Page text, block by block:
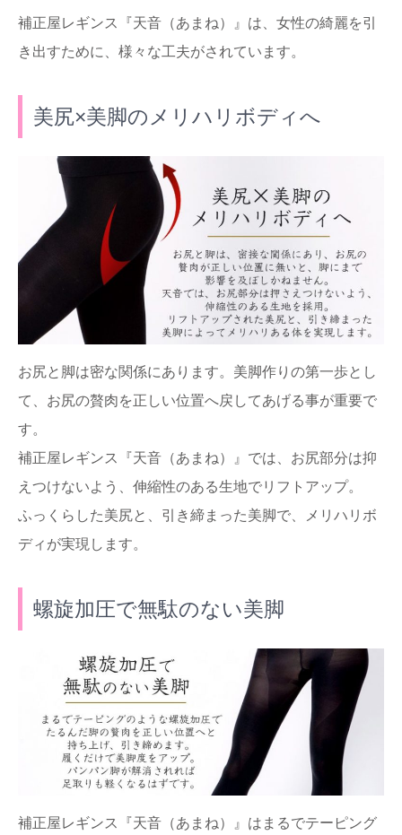
補正屋レギンス『天音（あまね）』は、女性の綺麗を引
き出すために、様々な工夫がされています。
美尻×美脚のメリハリボディへ
お尻と脚は密な関係にあります。美脚作りの第一歩とし
て、お尻の贅肉を正しい位置へ戻してあげる事が重要で
す。
補正屋レギンス『天音（あまね）』では、お尻部分は抑
えつけないよう、伸縮性のある生地でリフトアップ。
ふっくらした美尻と、引き締まった美脚で、メリハリボ
ディが実現します。
螺旋加圧で無駄のない美脚
補正屋レギンス『天音（あまね）』はまるでテーピング